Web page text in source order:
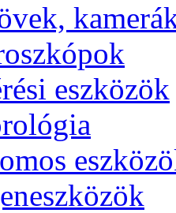
esz­kö­zök